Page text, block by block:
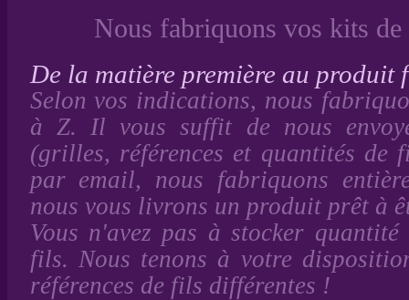
Nous fabriquons vos kits de
De la matière première au produit
Selon vos indications, nous
à Z. Il vous suffit de nous
(grilles, références et quantités de
par email, nous fabriquons
nous vous livrons un produit prêt à
Vous n'avez pas à stocker
fils. Nous tenons à votre
références de fils différentes !